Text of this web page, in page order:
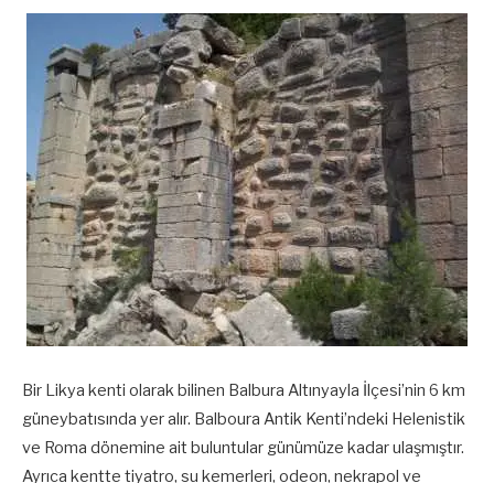
Bir Likya kenti olarak bilinen Balbura Altınyayla İlçesi’nin 6 km
güneybatısında yer alır. Balboura Antik Kenti’ndeki Helenistik
ve Roma dönemine ait buluntular günümüze kadar ulaşmıştır.
Ayrıca kentte tiyatro, su kemerleri, odeon, nekrapol ve